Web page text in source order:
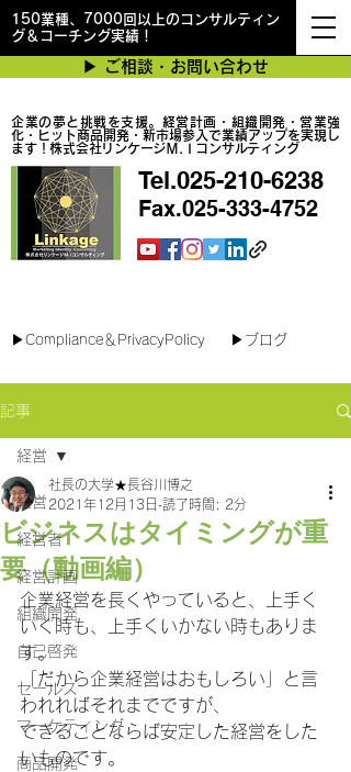
150業種、7000回以上のコンサルティン
グ＆コーチング実績！
企業の夢と挑戦を支援。経営計画・組織開発・営業強
化・ヒット商品開発・新市場参入で業績アップを実現し
ます！株式会社リンケージＭ.Ｉコンサルティング
▶︎ ご相談・お問い合わせ
Tel.025-210-6238
Fax.025-333-4752
▶︎Compliance＆PrivacyPolicy ▶︎ブログ
記事
経営
経営者
経営計画
組織開発
自己啓発
セールス
マーケティング
商品開発
経営
ビジネスはタイミングが重
要（動画編）
社長の大学★長谷川博之
2021年12月13日 読了時間: 2分
企業経営を長くやっていると、上手く
いく時も、上手くいかない時もありま
す。
「だから企業経営はおもしろい」と言
われればそれまでですが、
できることならば安定した経営をした
いものです。